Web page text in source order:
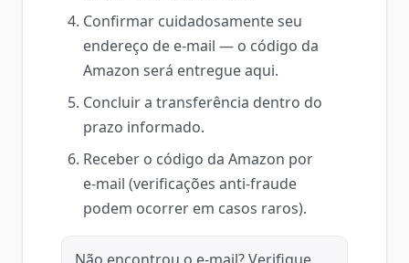
Confirmar cuidadosamente seu
endereço de e‑mail — o código da
Amazon será entregue aqui.
Concluir a transferência dentro do
prazo informado.
Receber o código da Amazon por
e‑mail (verificações anti‑fraude
podem ocorrer em casos raros).